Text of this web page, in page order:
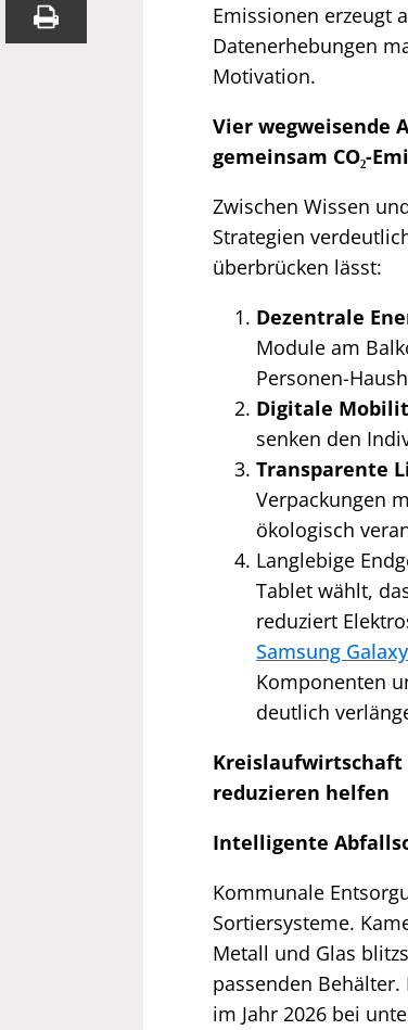
Emissionen erzeugt
Datenerhebungen
Motivation.
Vier wegweisende
gemeinsam CO₂-
Zwischen Wissen
Strategien
überbrücken lässt:
Dezentrale
Module am
Personen-
Digitale
senken den
Transparente
Verpackungen
ökologisch
Langlebige
Tablet wählt,
reduziert
Samsung
Komponenten
deutlich
Kreislaufwirtschaft
reduzieren helfen
Intelligente
Kommunale
Sortiersysteme.
Metall und Glas
passenden
im Jahr 2026 bei